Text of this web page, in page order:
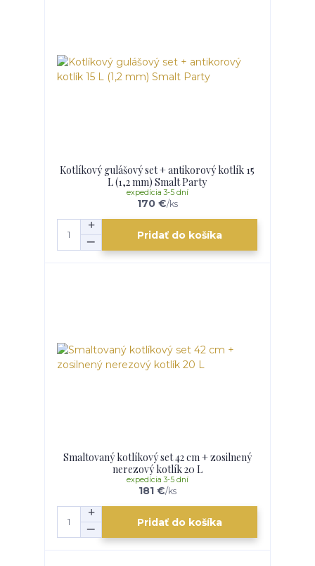
Kotlíkový gulášový set + antikorový kotlík 15
L (1,2 mm) Smalt Party
170 €/ks
expedícia 3-5 dní
Pridať do košíka
Smaltovaný kotlíkový set 42 cm + zosilnený
nerezový kotlík 20 L
181 €/ks
expedícia 3-5 dní
Pridať do košíka